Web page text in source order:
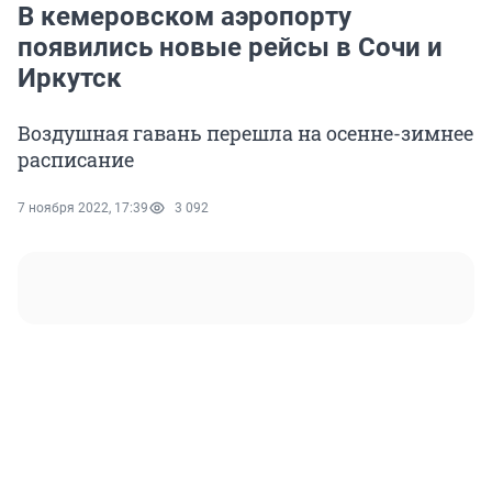
В кемеровском аэропорту
появились новые рейсы в Сочи и
Иркутск
Воздушная гавань перешла на осенне-зимнее
расписание
7 ноября 2022, 17:39 3 092